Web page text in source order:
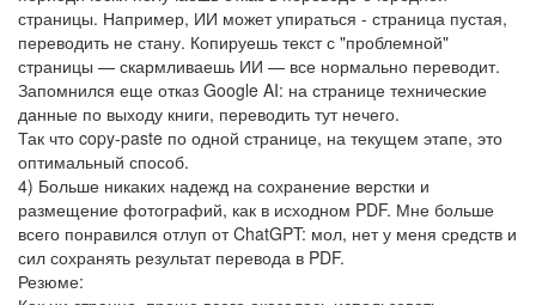
страницы. Например, ИИ может упираться - страница пустая,
переводить не стану. Копируешь текст с "проблемной"
страницы — скармливаешь ИИ — все нормально переводит.
Запомнился еще отказ Google AI: на странице технические
данные по выходу книги, переводить тут нечего.
Так что copy-paste по одной странице, на текущем этапе, это
оптимальный способ.
4) Больше никаких надежд на сохранение верстки и
размещение фотографий, как в исходном PDF. Мне больше
всего понравился отлуп от ChatGPT: мол, нет у меня средств и
сил сохранять результат перевода в PDF.
Резюме: